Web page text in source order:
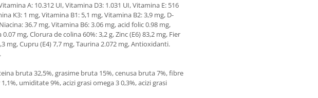
A: 10.312 UI, Vitamina D3: 1.031 UI, Vitamina E: 516
K3: 1 mg, Vitamina B1: 5,1 mg, Vitamina B2: 3,9 mg, D-
36.7 mg, Vitamina B6: 3.06 mg, acid folic 0.98 mg,
mg, Clorura de colina 60%: 3,2 g, Zinc (E6) 83,2 mg, Fier
mg, Cupru (E4) 7,7 mg, Taurina 2.072 mg, Antioxidanti.
bruta 32,5%, grasime bruta 15%, cenusa bruta 7%, fibre
umiditate 9%, acizi grasi omega 3 0,3%, acizi grasi